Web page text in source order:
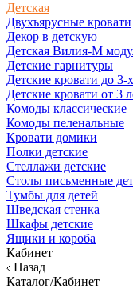
Детская
Двухъярусные кровати
Декор в детскую
Детская Вилия-М
Детские гарнитуры
Детские кровати до 3-
Детские кровати от 3
Комоды классические
Комоды пеленальные
Кровати домики
Полки детские
Стеллажи детские
Столы письменные
Тумбы для детей
Шведская стенка
Шкафы детские
Ящики и короба
Кабинет
Назад
Каталог/Кабинет